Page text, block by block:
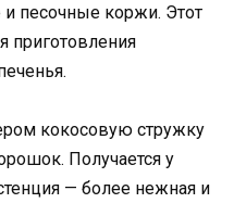
песочные коржи. Этот
приготовления
кокосовую стружку
Получается у
— более нежная и